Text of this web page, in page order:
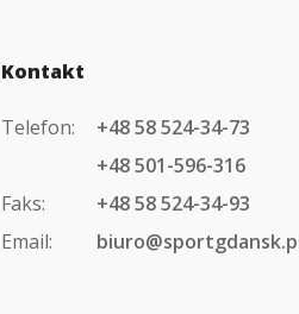
Kontakt
Telefon:
+48 58 524-34-73
+48 501-596-316
Faks:
+48 58 524-34-93
Email: